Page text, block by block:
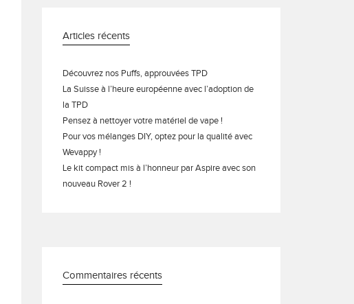
Articles récents
Découvrez nos Puffs, approuvées TPD
La Suisse à l’heure européenne avec l’adoption de
la TPD
Pensez à nettoyer votre matériel de vape !
Pour vos mélanges DIY, optez pour la qualité avec
Wevappy !
Le kit compact mis à l’honneur par Aspire avec son
nouveau Rover 2 !
Commentaires récents